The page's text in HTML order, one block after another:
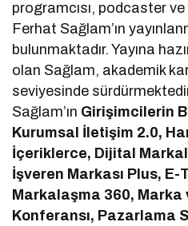
programcısı, podcaster
Ferhat Sağlam’ın
bulunmaktadır. Yayına
olan Sağlam, akademik
seviyesinde
Sağlam’ın Girişimcilerin
Kurumsal İletişim 2.0,
İçeriklerce, Dijital
İşveren Markası Plus,
Markalaşma 360, Marka
Konferansı, Pazarlama